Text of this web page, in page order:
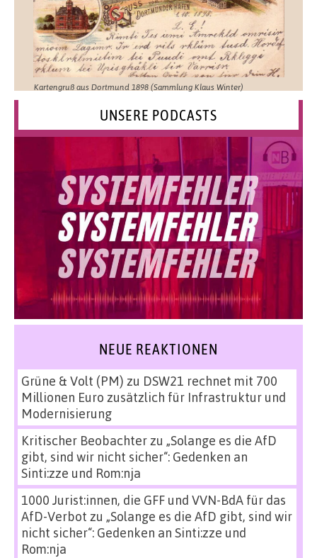
Kartengruß aus Dortmund 1898 (Sammlung Klaus Winter)
UNSERE PODCASTS
NEUE REAKTIONEN
Grüne & Volt (PM) zu DSW21 rechnet mit 700
Millionen Euro zusätzlich für Infrastruktur und
Modernisierung
Kritischer Beobachterzu „Solange es die AfD
gibt, sind wir nicht sicher“: Gedenken an
Sinti:zze und Rom:nja
1000 Jurist:innen, die GFF und VVN-BdA für das
AfD-Verbot zu „Solange es die AfD gibt, sind wir
nicht sicher“: Gedenken an Sinti:zze und
Rom:nja